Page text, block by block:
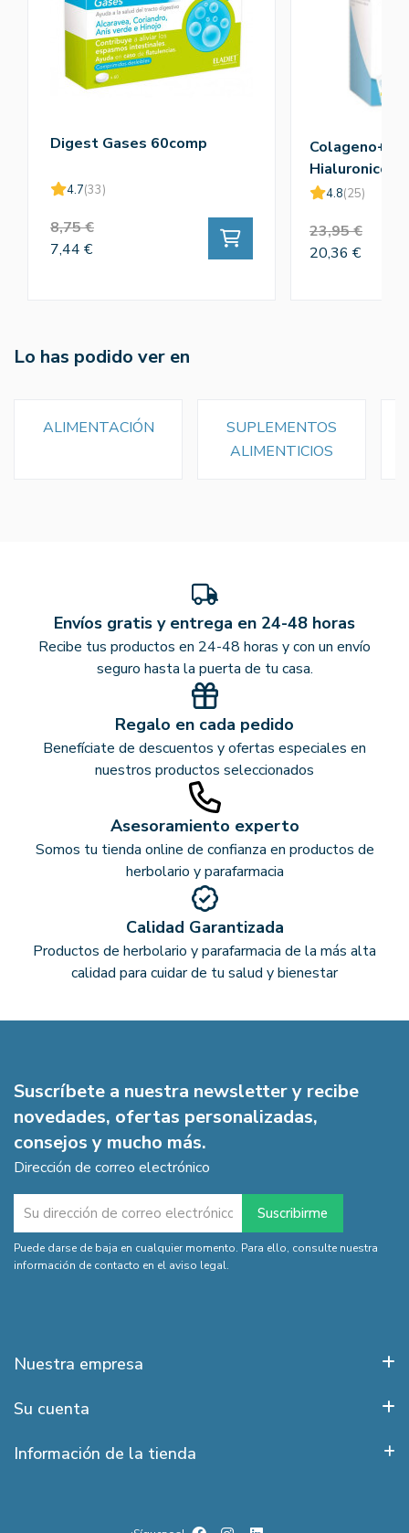
Digest Gases 60comp
4.7(33)
8,75 €
7,44 €
4.8(25)
23,95 €
20,36 €
Lo has podido ver en
ALIMENTACIÓN
SUPLEMENTOS
ALIMENTICIOS
Envíos gratis y entrega en 24-48 horas
Recibe tus productos en 24-48 horas y con un envío
seguro hasta la puerta de tu casa.
Regalo en cada pedido
Benefíciate de descuentos y ofertas especiales en
nuestros productos seleccionados
Asesoramiento experto
Somos tu tienda online de confianza en productos de
herbolario y parafarmacia
Calidad Garantizada
Productos de herbolario y parafarmacia de la más alta
calidad para cuidar de tu salud y bienestar
Suscríbete a nuestra newsletter y recibe
novedades, ofertas personalizadas,
consejos y mucho más.
Dirección de correo electrónico
Puede darse de baja en cualquier momento. Para ello, consulte nuestra
información de contacto en el aviso legal.
Nuestra empresa
Su cuenta
Información de la tienda